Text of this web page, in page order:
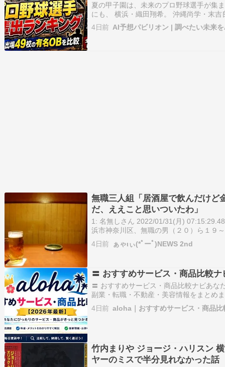
夏の甲子園は、未来のプロ野球選手が集
にも、 横浜・織田翔希。 沖縄尚学・末
辯和歌山・山田凛虎。 花巻東・古城大翔
補・プロ注目選手が出場します。 では、
4日前 AI予想パビリオン | 調べたい未来
無職三人組「居酒屋で飲んだけど
だ、ええこと思いついたわ」
1: 名無しさん 2022/01/31(月)
浜市神奈川区、無職の男（２０）ら１９
容疑で逮捕したと発表した。逮捕は２４
年１１月１３日深夜、豊島区南池袋の路
4日前 ぁゃιぃ(*ﾟーﾟ)NEWS 2nd
〓 おすすめサービス・商品比較ナ
〓 おすすめサービス・商品比較ナビあな
副業・転職・不動産・美容情報をまとめ
グ TOP5???? 横浜予備校｜既卒から医
気調査おすすめ探偵事務所???? 音羽ト
4日前 aloha｜おすすめサービス・商品比
竹内まりや ジョージ・ハリスン
ヤーのミスで半分見れなかった話